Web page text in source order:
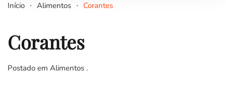
Início Alimentos Corantes
Corantes
Postado em Alimentos .